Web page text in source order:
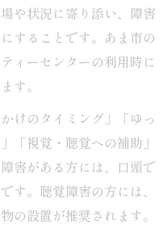
や状況に寄り添い、障害
することです。あま市の
ィーセンターの利用時に
す。
けのタイミング」「ゆっ
「視覚・聴覚への補助」
害がある方には、口頭で
す。聴覚障害の方には、
の設置が推奨されます。